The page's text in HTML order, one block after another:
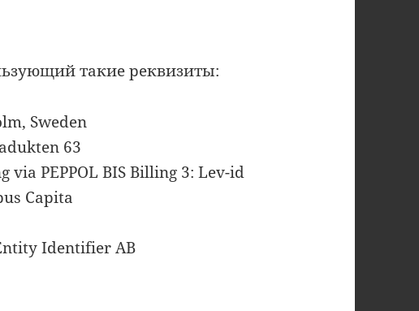
такие реквизиты:
Sweden
63
PEPPOL BIS Billing 3: Lev-id
Capita
Identifier AB